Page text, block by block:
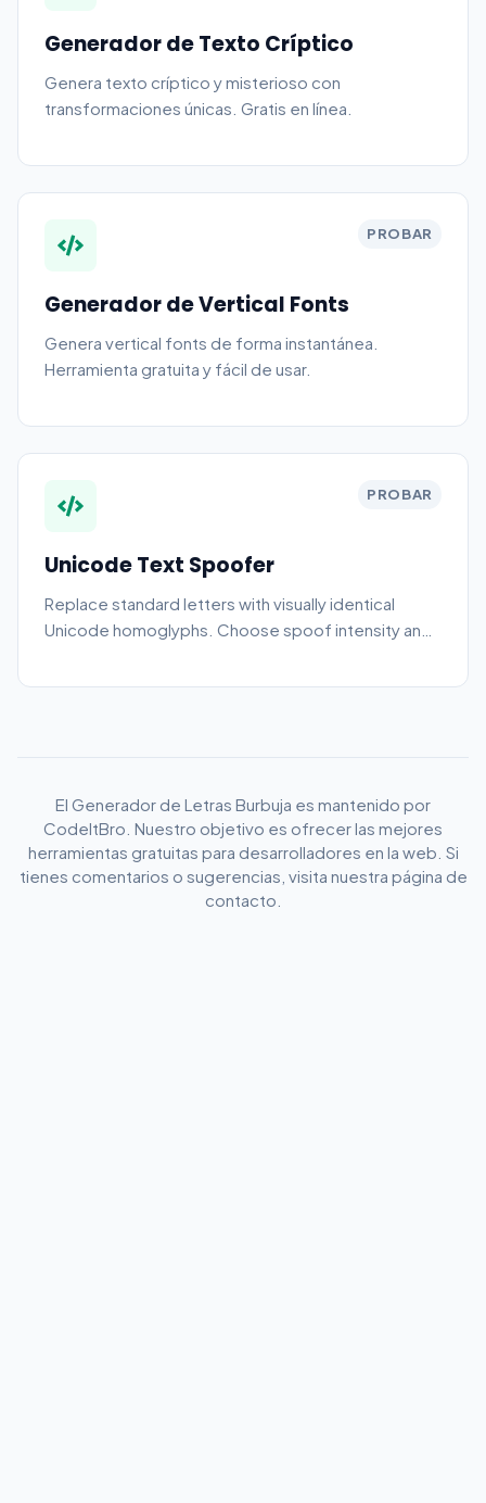
Generador de Texto Críptico
Genera texto críptico y misterioso con
transformaciones únicas. Gratis en línea.
PROBAR
Generador de Vertical Fonts
Genera vertical fonts de forma instantánea.
Herramienta gratuita y fácil de usar.
PROBAR
Unicode Text Spoofer
Replace standard letters with visually identical
Unicode homoglyphs. Choose spoof intensity and
sign-up.
El Generador de Letras Burbuja es mantenido por
CodeItBro. Nuestro objetivo es ofrecer las mejores
herramientas gratuitas para desarrolladores en la web. Si
tienes comentarios o sugerencias, visita nuestra página de
contacto.